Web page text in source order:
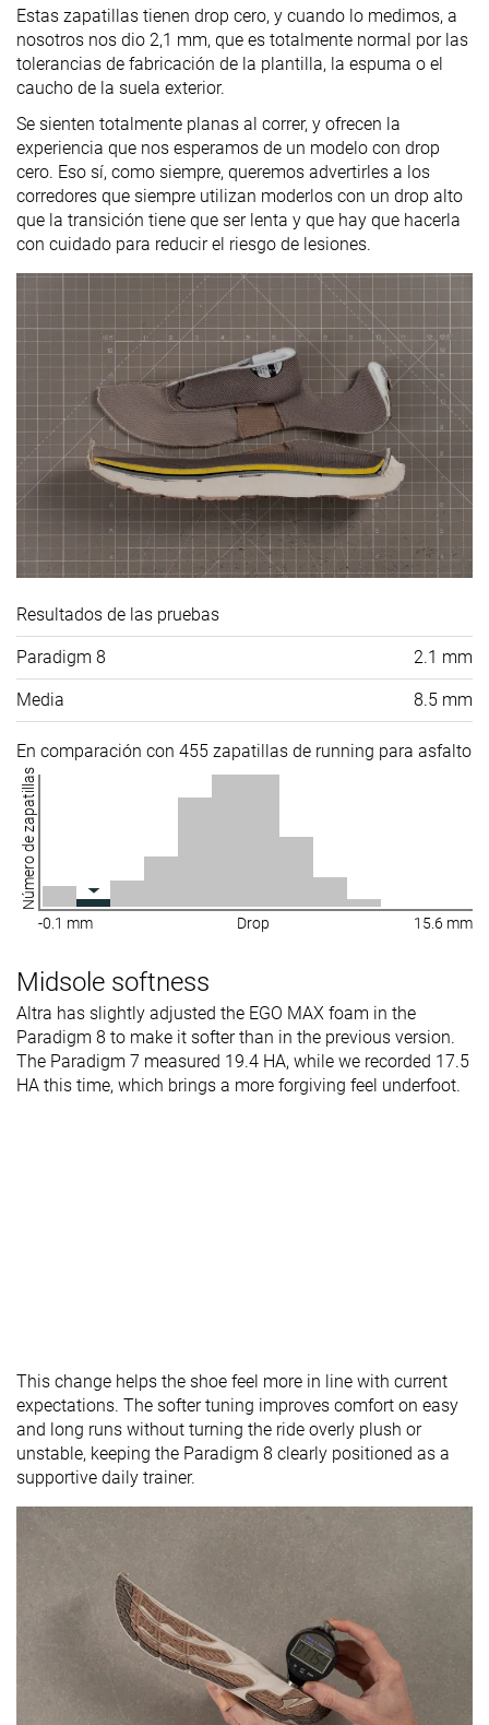
Estas zapatillas tienen drop cero, y cuando lo medimos, a
nosotros nos dio 2,1 mm, que es totalmente normal por las
tolerancias de fabricación de la plantilla, la espuma o el
caucho de la suela exterior.
Se sienten totalmente planas al correr, y ofrecen la
experiencia que nos esperamos de un modelo con drop
cero. Eso sí, como siempre, queremos advertirles a los
corredores que siempre utilizan moderlos con un drop alto
que la transición tiene que ser lenta y que hay que hacerla
con cuidado para reducir el riesgo de lesiones.
Resultados de las pruebas
Paradigm 8 2.1 mm
Media 8.5 mm
En comparación con 455 zapatillas de running para asfalto
Número de zapatillas
-0.1 mm Drop 15.6 mm
Midsole softness
Altra has slightly adjusted the EGO MAX foam in the
Paradigm 8 to make it softer than in the previous version.
The Paradigm 7 measured 19.4 HA, while we recorded 17.5
HA this time, which brings a more forgiving feel underfoot.
This change helps the shoe feel more in line with current
expectations. The softer tuning improves comfort on easy
and long runs without turning the ride overly plush or
unstable, keeping the Paradigm 8 clearly positioned as a
supportive daily trainer.